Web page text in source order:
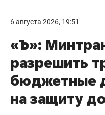
6 августа 2026, 19:51
«Ъ»:
разрешить
бюджетные
на защиту